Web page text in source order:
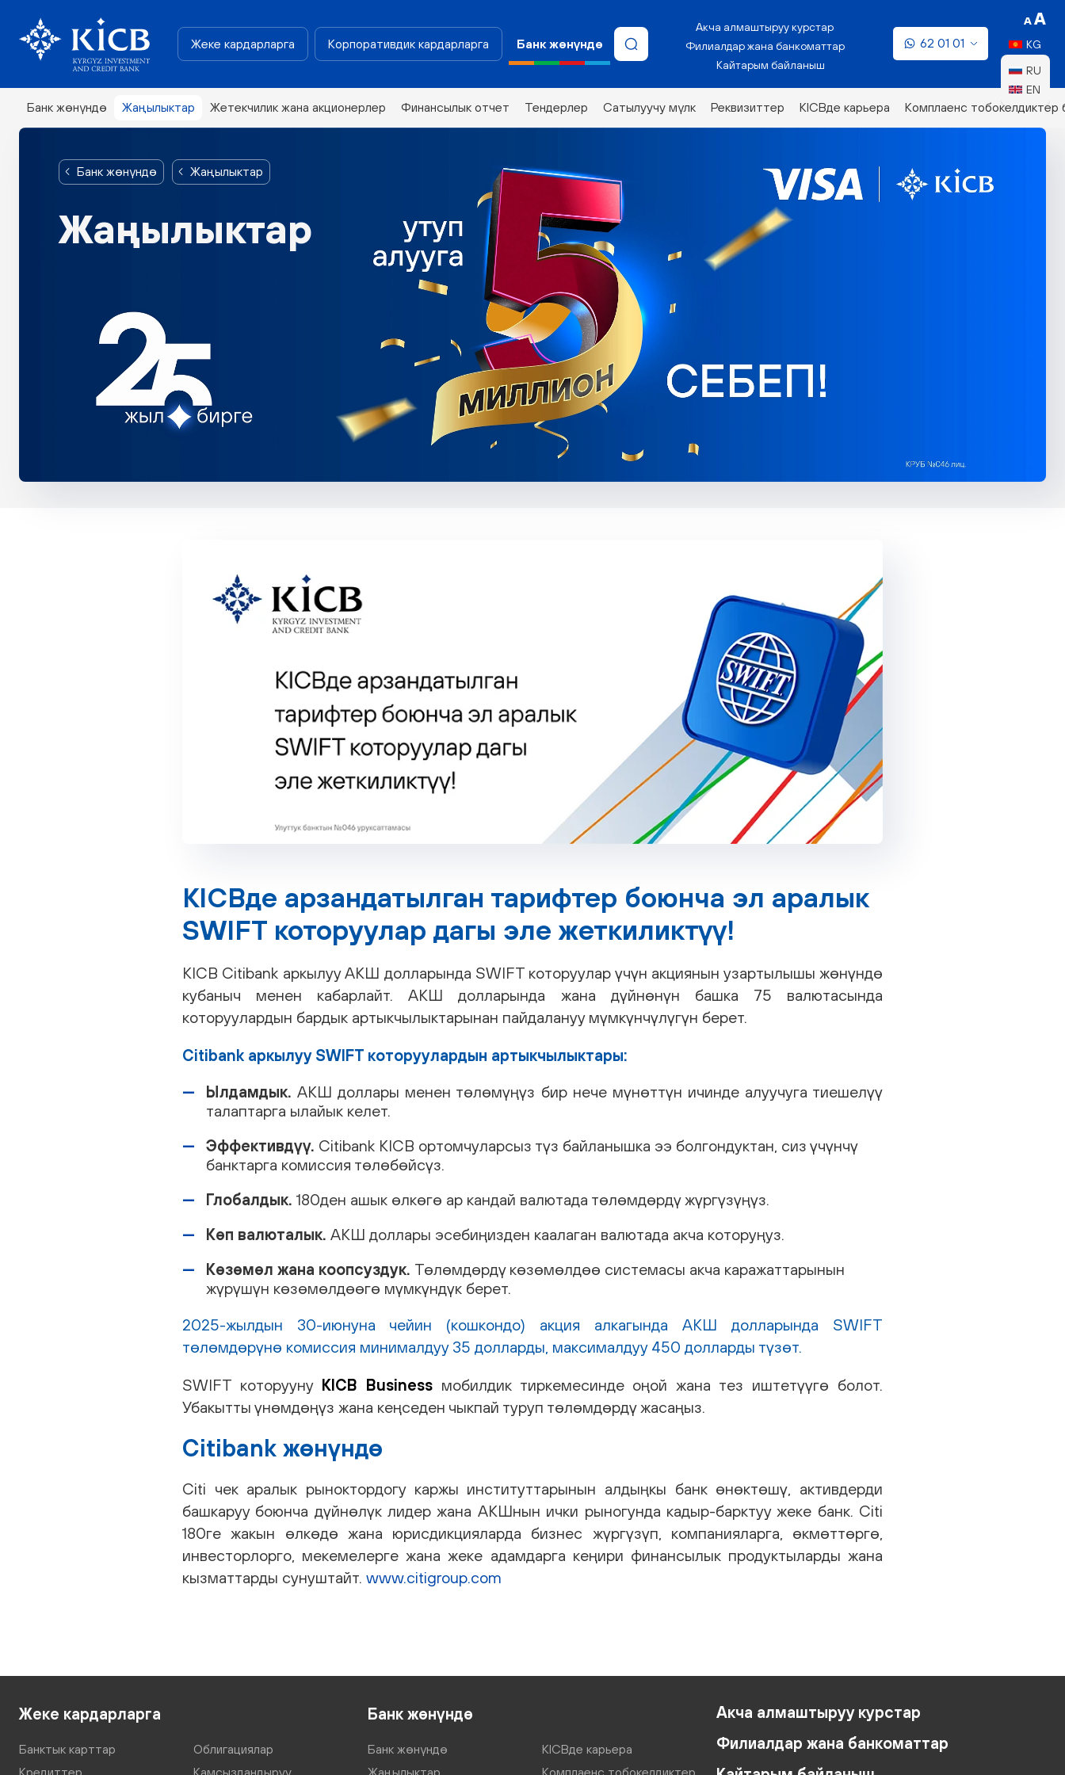
KG
RU
EN
Жеке кардарларга Корпоративдик кардарларга Банк жөнүндө
Банк жөнүндө Жаңылыктар Жетекчилик жана акционерлер Финансылык отчет Тендерлер Сатылуучу мүлк Реквизиттер KICBде карьера Комплаенс тобокелдиктер
Акча алмаштыруу курстар
Филиалдар жана банкоматтар
Кайтарым байланыш
62 01 01
Банк жөнүндө Жаңылыктар
Жаңылыктар
KICBде арзандатылган тарифтер боюнча эл аралык
SWIFT которуулар дагы эле жеткиликтүү!
KICB Citibank аркылуу АКШ долларында SWIFT которуулар үчүн акциянын узартылышы жөнүндө
кубаныч менен кабарлайт. АКШ долларында жана дүйнөнүн башка 75 валютасында
которуулардын бардык артыкчылыктарынан пайдалануу мүмкүнчүлүгүн берет.
Citibank аркылуу SWIFT которуулардын артыкчылыктары:
Ылдамдык. АКШ доллары менен төлөмүңүз бир нече мүнөттүн ичинде алуучуга тиешелүү
талаптарга ылайык келет.
Эффективдүү. Citibank KICB ортомчуларсыз түз байланышка ээ болгондуктан, сиз үчүнчү
банктарга комиссия төлөбөйсүз.
Глобалдык. 180ден ашык өлкөгө ар кандай валютада төлөмдөрдү жүргүзүңүз.
Көп валюталык. АКШ доллары эсебиңизден каалаган валютада акча которуңуз.
Көзөмөл жана коопсуздук. Төлөмдөрдү көзөмөлдөө системасы акча каражаттарынын
жүрүшүн көзөмөлдөөгө мүмкүндүк берет.
2025-жылдын 30-июнуна чейин (кошкондо) акция алкагында АКШ долларында SWIFT
төлөмдөрүнө комиссия минималдуу 35 долларды, максималдуу 450 долларды түзөт.
SWIFT которууну KICB Businessмобилдик тиркемесинде оңой жана тез иштетүүгө болот.
Убакытты үнөмдөңүз жана кеңседен чыкпай туруп төлөмдөрдү жасаңыз.
Citibank жөнүндө
Citi чек аралык рыноктордогу каржы институттарынын алдыңкы банк өнөктөшү, активдерди
башкаруу боюнча дүйнөлүк лидер жана АКШнын ички рыногунда кадыр-барктуу жеке банк. Citi
180ге жакын өлкөдө жана юрисдикцияларда бизнес жүргүзүп, компанияларга, өкмөттөргө,
инвесторлорго, мекемелерге жана жеке адамдарга кеңири финансылык продуктыларды жана
кызматтарды сунуштайт. www.citigroup.com
Жеке кардарларга
Банктык карттар
Кредиттер
Облигациялар
Камсыздандыруу
Банк жөнүндө
Банк жөнүндө
Жаңылыктар
KICBде карьера
Комплаенс тобокелдиктер
Акча алмаштыруу курстар
Филиалдар жана банкоматтар